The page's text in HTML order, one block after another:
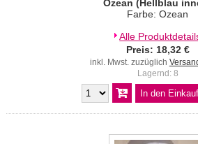
Ozean (Hellblau
Farbe: Ozean
Alle
Preis: 18,32 €
inkl. Mwst. zuzüglich
Lagernd: 8